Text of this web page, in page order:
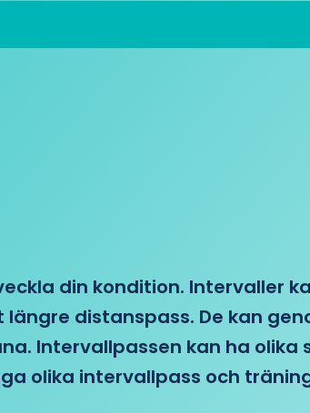
din kondition. Intervaller
distanspass. De kan
Intervallpassen kan ha olika
olika intervallpass och